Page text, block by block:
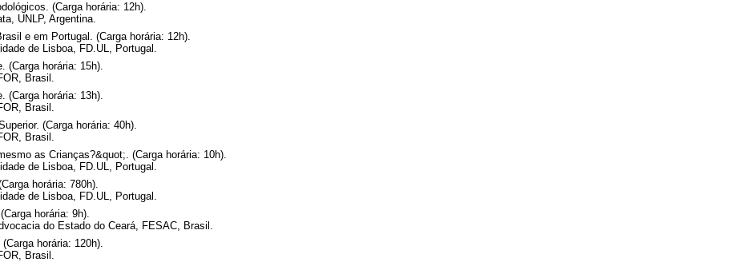
(Carga horária: 12h).
UNLP, Argentina.
e em Portugal. (Carga horária: 12h).
de Lisboa, FD.UL, Portugal.
(Carga horária: 15h).
Brasil.
(Carga horária: 13h).
Brasil.
(Carga horária: 40h).
Brasil.
as Crianças?&quot;. (Carga horária: 10h).
de Lisboa, FD.UL, Portugal.
horária: 780h).
de Lisboa, FD.UL, Portugal.
horária: 9h).
do Estado do Ceará, FESAC, Brasil.
horária: 120h).
Brasil.